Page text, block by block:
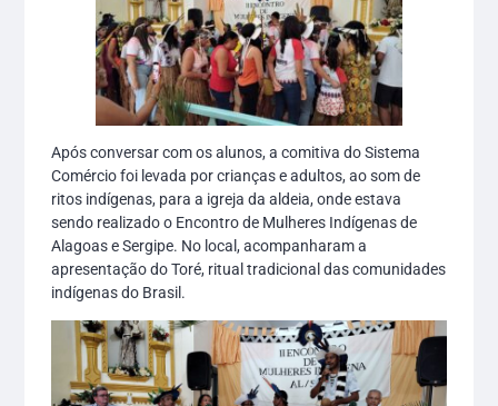
Após conversar com os alunos, a comitiva do Sistema
Comércio foi levada por crianças e adultos, ao som de
ritos indígenas, para a igreja da aldeia, onde estava
sendo realizado o Encontro de Mulheres Indígenas de
Alagoas e Sergipe. No local, acompanharam a
apresentação do Toré, ritual tradicional das comunidades
indígenas do Brasil.